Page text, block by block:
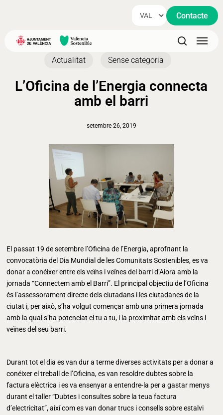
content
Contacte
search
Menu
Actualitat Sense categoria
L’Oficina de l’Energia connecta
amb el barri
setembre 26, 2019
El passat 19 de setembre l’Oficina de l’Energia, aprofitant la
convocatòria del Dia Mundial de les Comunitats Sostenibles, es va
donar a conéixer entre els veïns i veïnes del barri d’Aiora amb la
jornada “Connectem amb el Barri”. El principal objectiu de l’Oficina
és l’assessorament directe dels ciutadans i les ciutadanes de la
ciutat i, per això, s’ha volgut començar amb una primera jornada
amb la qual s’ha potenciat el tu a tu, i la proximitat amb els veïns i
veïnes del seu barri.
Durant tot el dia es van dur a terme diverses activitats per a donar a
conéixer el treball de l’Oficina, es van resoldre dubtes sobre la
factura elèctrica i es va ensenyar a entendre-la per a gastar menys
durant el taller “Dubtes i consultes sobre la teua factura
d’electricitat”, així com es van donar trucs i consells sobre estalvi